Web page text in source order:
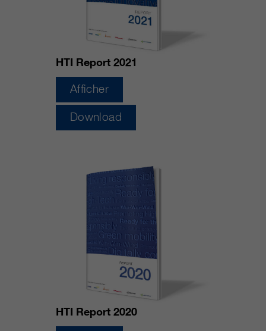
HTI Report 2021
Afficher
Download
HTI Report 2020